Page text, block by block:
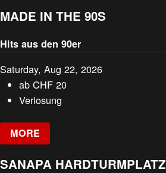
MADE IN THE 90S
Hits aus den 90er
Saturday, Aug 22, 2026
abCHF 20
Verlosung
MORE
SANAPA HARDTURMPLATZ